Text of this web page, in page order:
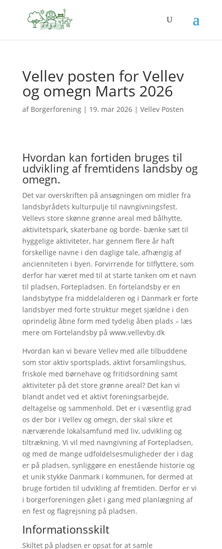
Vellev posten for Vellev
og omegn Marts 2026
af Borgerforening| 19. mar 2026| Vellev Posten
Hvordan kan fortiden bruges til
udvikling af fremtidens landsby og
omegn.
Det var overskriften på ansøgningen om midler fra
landsbyrådets kulturpulje til navngivningsfest.
Vellevs store skønne grønne areal med bålhytte,
aktivitetspark, skaterbane og borde- bænke sæt til
hyggelige aktiviteter, har gennem flere år haft
forskellige navne i den daglige tale, afhængig af
ancienniteten i byen. Forvirrende for tilflyttere, som
derfor har været med til at starte tanken om et navn
til pladsen, Fortepladsen. En fortelandsby er en
landsbytype fra middelalderen og i Danmark er forte
landsbyer med forte struktur meget sjældne i den
oprindelig åbne form med tydelig åben plads – læs
mere om Fortelandsby på www.vellevby.dk
Hvordan kan vi bevare Vellev med alle tilbuddene
som stor aktiv sportsplads, aktivt forsamlingshus,
friskole med børnehave og fritidsordning samt
aktiviteter på det store grønne areal? Det kan vi
blandt andet ved et aktivt foreningsarbejde,
deltagelse og sammenhold. Det er i væsentlig grad
os der bor i Vellev og omegn, der skal sikre et
nærværende lokalsamfund med liv, udvikling og
tiltrækning. Vi vil med navngivning af Fortepladsen,
og med de mange udfoldelsesmuligheder der i dag
er på pladsen, synliggøre en enestående historie og
et unik stykke Danmark i kommunen, for dermed at
bruge fortiden til udvikling af fremtiden. Derfor er vi
i borgerforeningen gået i gang med planlægning af
en fest og flagrejsning på pladsen.
Informationsskilt
Skiltet på pladsen er opsat for at samle